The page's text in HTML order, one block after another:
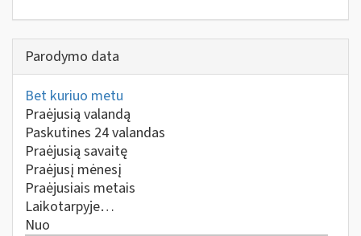
Parodymo data
Bet kuriuo metu
Praėjusią valandą
Paskutines 24 valandas
Praėjusią savaitę
Praėjusį mėnesį
Praėjusiais metais
Laikotarpyje…
Nuo